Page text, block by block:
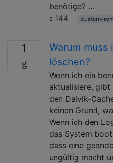
benötige? …
144
custom-
1
Warum muss
löschen?
Wenn ich ein
aktualisiere, gibt
den Dalvik-
keinen Grund,
Wenn ich den
das System
dass eine
ungültig macht